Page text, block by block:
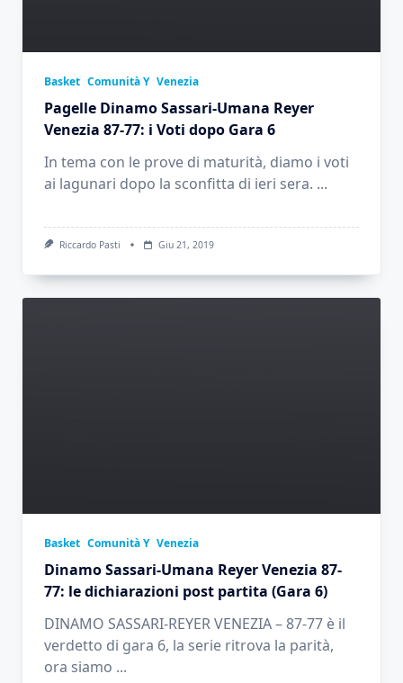
Basket Comunità Y Venezia
Pagelle Dinamo Sassari-Umana Reyer
Venezia 87-77: i Voti dopo Gara 6
In tema con le prove di maturità, diamo i voti
ai lagunari dopo la sconfitta di ieri sera. ...
Riccardo Pasti Giu 21, 2019
Basket Comunità Y Venezia
Dinamo Sassari-Umana Reyer Venezia 87-
77: le dichiarazioni post partita (Gara 6)
DINAMO SASSARI-REYER VENEZIA – 87-77 è il
verdetto di gara 6, la serie ritrova la parità,
ora siamo ...